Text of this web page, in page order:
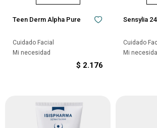
Teen Derm Alpha Pure
Cuidado Facial
Mi necesidad
$ 2.176
Sensylia
Cuidado
Mi